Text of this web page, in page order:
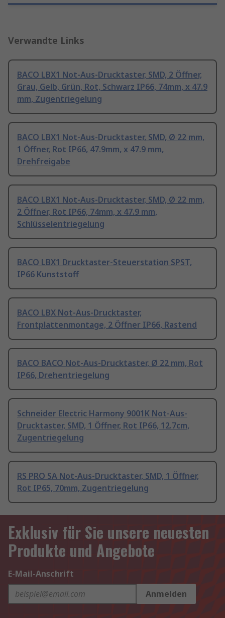
Verwandte Links
BACO LBX1 Not-Aus-Drucktaster, SMD, 2 Öffner,
Grau, Gelb, Grün, Rot, Schwarz IP66, 74mm, x 47.9
mm, Zugentriegelung
BACO LBX1 Not-Aus-Drucktaster, SMD, Ø 22 mm,
1 Öffner, Rot IP66, 47.9mm, x 47.9 mm,
Drehfreigabe
BACO LBX1 Not-Aus-Drucktaster, SMD, Ø 22 mm,
2 Öffner, Rot IP66, 74mm, x 47.9 mm,
Schlüsselentriegelung
BACO LBX1 Drucktaster-Steuerstation SPST,
IP66 Kunststoff
BACO LBX Not-Aus-Drucktaster,
Frontplattenmontage, 2 Öffner IP66, Rastend
BACO BACO Not-Aus-Drucktaster, Ø 22 mm, Rot
IP66, Drehentriegelung
Schneider Electric Harmony 9001K Not-Aus-
Drucktaster, SMD, 1 Öffner, Rot IP66, 12.7cm,
Zugentriegelung
RS PRO SA Not-Aus-Drucktaster, SMD, 1 Öffner,
Rot IP65, 70mm, Zugentriegelung
Exklusiv für Sie unsere neuesten
Produkte und Angebote
E-Mail-Anschrift
Anmelden